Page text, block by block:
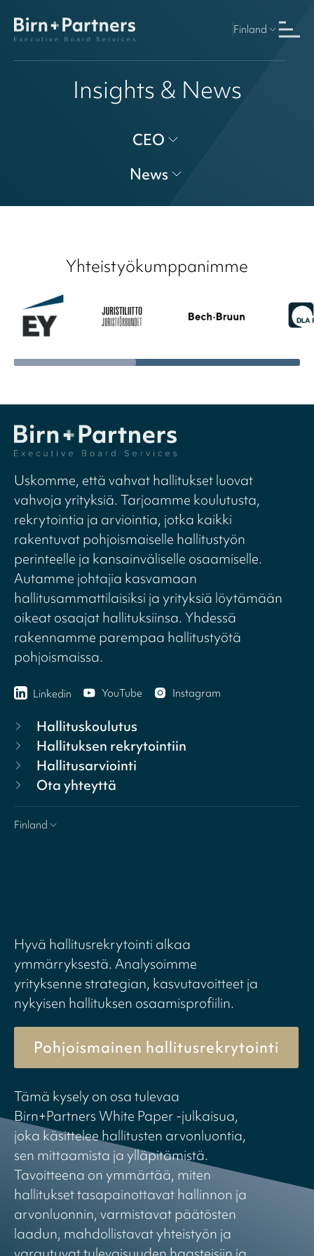
Finland
Insights & News
CEO
News
Yhteistyökumppanimme
Uskomme, että vahvat hallitukset luovat
vahvoja yrityksiä. Tarjoamme koulutusta,
rekrytointia ja arviointia, jotka kaikki
rakentuvat pohjoismaiselle hallitustyön
perinteelle ja kansainväliselle osaamiselle.
Autamme johtajia kasvamaan
hallitusammattilaisiksi ja yrityksiä löytämään
oikeat osaajat hallituksiinsa. Yhdessä
rakennamme parempaa hallitustyötä
pohjoismaissa.
Linkedin YouTube Instagram
Hallituskoulutus
Hallituksen rekrytointiin
Hallitusarviointi
Ota yhteyttä
Finland
Hyvä hallitusrekrytointi alkaa
ymmärryksestä. Analysoimme
yrityksenne strategian, kasvutavoitteet ja
nykyisen hallituksen osaamisprofiilin.
Pohjoismainen hallitusrekrytointi
Tämä kysely on osa tulevaa
Birn+Partners White Paper -julkaisua,
joka käsittelee hallitusten arvonluontia,
sen mittaamista ja ylläpitämistä.
Tavoitteena on ymmärtää, miten
hallitukset tasapainottavat hallinnon ja
arvonluonnin, varmistavat päätösten
laadun, mahdollistavat yhteistyön ja